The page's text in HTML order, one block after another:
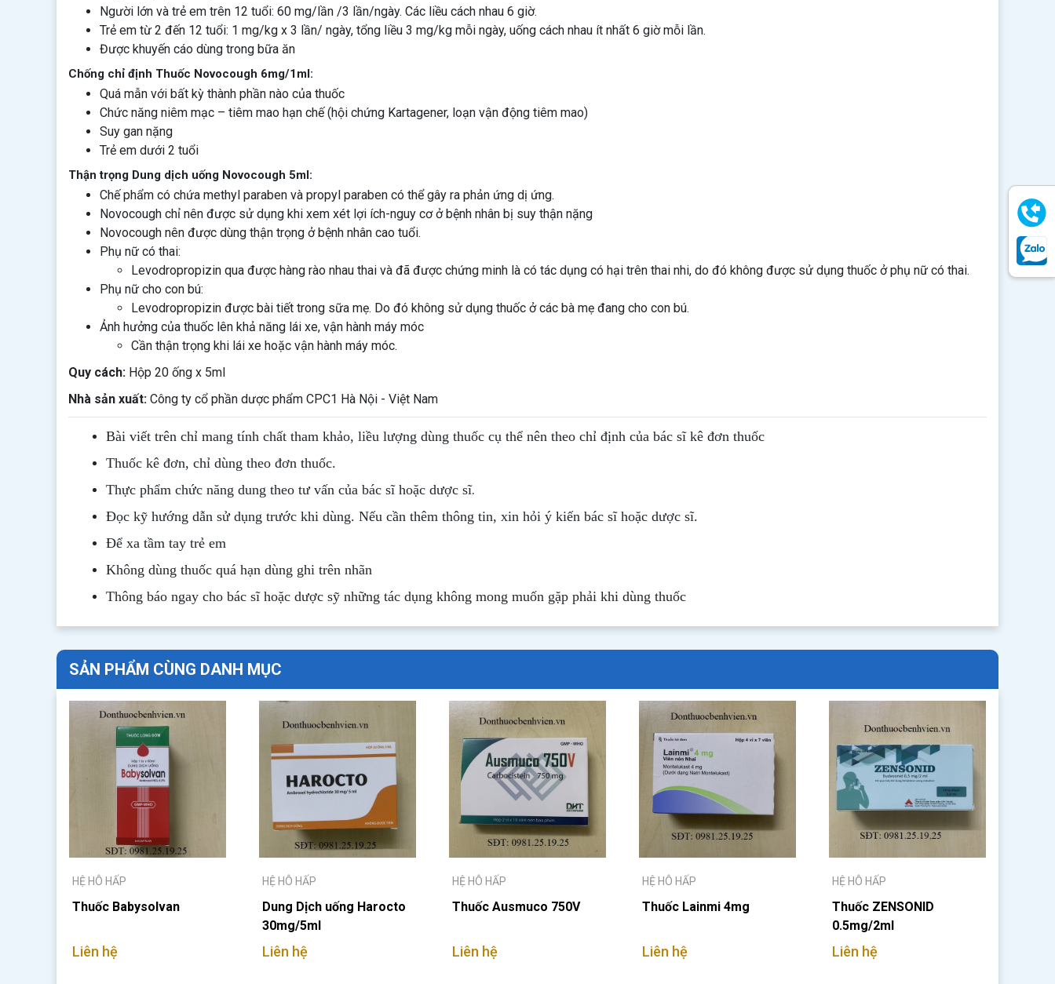
Người lớn và trẻ em trên 12 tuổi: 60 mg/lần /3 lần/ngày. Các liều cách nhau 6 giờ.
Trẻ em từ 2 đến 12 tuổi: 1 mg/kg x 3 lần/ ngày, tổng liều 3 mg/kg mỗi ngày, uống cách nhau ít nhất 6 giờ mỗi lần.
Được khuyến cáo dùng trong bữa ăn
Chống chỉ định Thuốc Novocough 6mg/1ml:
Quá mẫn với bất kỳ thành phần nào của thuốc
Chức năng niêm mạc – tiêm mao hạn chế (hội chứng Kartagener, loạn vận động tiêm mao)
Suy gan nặng
Trẻ em dưới 2 tuổi
Thận trọng Dung dịch uống Novocough 5ml:
Chế phẩm có chứa methyl paraben và propyl paraben có thể gây ra phản ứng dị ứng.
Novocough chỉ nên được sử dụng khi xem xét lợi ích-nguy cơ ở bệnh nhân bị suy thận nặng
Novocough nên được dùng thận trọng ở bệnh nhân cao tuổi.
Phụ nữ có thai:
Levodropropizin qua được hàng rào nhau thai và đã được chứng minh là có tác dụng có hại trên thai nhi, do đó không được sử dụng thuốc ở phụ nữ có thai.
Phụ nữ cho con bú:
Levodropropizin được bài tiết trong sữa mẹ. Do đó không sử dụng thuốc ở các bà mẹ đang cho con bú.
Ảnh hưởng của thuốc lên khả năng lái xe, vận hành máy móc
Cần thận trọng khi lái xe hoặc vận hành máy móc.
Quy cách: Hộp 20 ống x 5ml
Nhà sản xuất: Công ty cổ phần dược phẩm CPC1 Hà Nội - Việt Nam
Bài viết trên chỉ mang tính chất tham khảo, liều lượng dùng thuốc cụ thể nên theo chỉ định của bác sĩ kê đơn thuốc
Thuốc kê đơn, chỉ dùng theo đơn thuốc.
Thực phẩm chức năng dung theo tư vấn của bác sĩ hoặc dược sĩ.
Đọc kỹ hướng dẫn sử dụng trước khi dùng. Nếu cần thêm thông tin, xin hỏi ý kiến bác sĩ hoặc dược sĩ.
Để xa tầm tay trẻ em
Không dùng thuốc quá hạn dùng ghi trên nhãn
Thông báo ngay cho bác sĩ hoặc dược sỹ những tác dụng không mong muốn gặp phải khi dùng thuốc
SẢN PHẨM CÙNG DANH MỤC
HỆ HÔ HẤP
Thuốc Babysolvan
Liên hệ
HỆ HÔ HẤP
Dung Dịch uống Harocto
30mg/5ml
Liên hệ
HỆ HÔ HẤP
Thuốc Ausmuco 750V
Liên hệ
HỆ HÔ HẤP
Thuốc Lainmi 4mg
Liên hệ
HỆ HÔ HẤP
Thuốc ZENSONID
0.5mg/2ml
Liên hệ